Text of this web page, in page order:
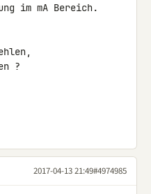
im mA Bereich.
?
2017-04-13 21:49#4974985